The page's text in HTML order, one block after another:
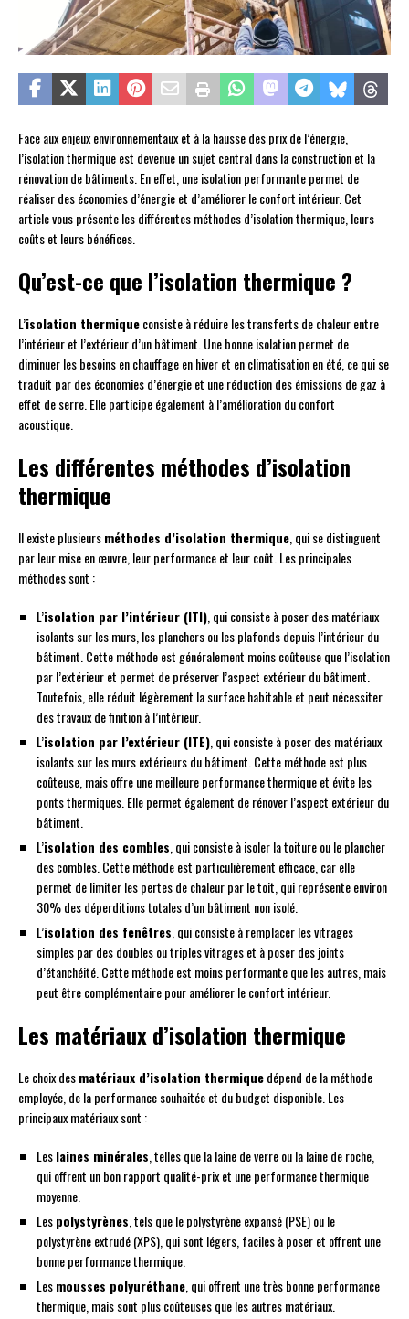
Face aux enjeux environnementaux et à la hausse des prix de l’énergie,
l’isolation thermique est devenue un sujet central dans la construction et la
rénovation de bâtiments. En effet, une isolation performante permet de
réaliser des économies d’énergie et d’améliorer le confort intérieur. Cet
article vous présente les différentes méthodes d’isolation thermique, leurs
coûts et leurs bénéfices.
Qu’est-ce que l’isolation thermique ?
L’isolation thermiqueconsiste à réduire les transferts de chaleur entre
l’intérieur et l’extérieur d’un bâtiment. Une bonne isolation permet de
diminuer les besoins en chauffage en hiver et en climatisation en été, ce qui se
traduit par des économies d’énergie et une réduction des émissions de gaz à
effet de serre. Elle participe également à l’amélioration du confort
acoustique.
Les différentes méthodes d’isolation
thermique
Il existe plusieursméthodes d’isolation thermique , qui se distinguent
par leur mise en œuvre, leur performance et leur coût. Les principales
méthodes sont :
L’isolation par l’intérieur (ITI) , qui consiste à poser des matériaux
isolants sur les murs, les planchers ou les plafonds depuis l’intérieur du
bâtiment. Cette méthode est généralement moins coûteuse que l’isolation
par l’extérieur et permet de préserver l’aspect extérieur du bâtiment.
Toutefois, elle réduit légèrement la surface habitable et peut nécessiter
des travaux de finition à l’intérieur.
L’isolation par l’extérieur (ITE) , qui consiste à poser des matériaux
isolants sur les murs extérieurs du bâtiment. Cette méthode est plus
coûteuse, mais offre une meilleure performance thermique et évite les
ponts thermiques. Elle permet également de rénover l’aspect extérieur du
bâtiment.
L’isolation des combles , qui consiste à isoler la toiture ou le plancher
des combles. Cette méthode est particulièrement efficace, car elle
permet de limiter les pertes de chaleur par le toit, qui représente environ
30% des déperditions totales d’un bâtiment non isolé.
L’isolation des fenêtres , qui consiste à remplacer les vitrages
simples par des doubles ou triples vitrages et à poser des joints
d’étanchéité. Cette méthode est moins performante que les autres, mais
peut être complémentaire pour améliorer le confort intérieur.
Les matériaux d’isolation thermique
Le choix desmatériaux d’isolation thermiquedépend de la méthode
employée, de la performance souhaitée et du budget disponible. Les
principaux matériaux sont :
Leslaines minérales , telles que la laine de verre ou la laine de roche,
qui offrent un bon rapport qualité-prix et une performance thermique
moyenne.
Lespolystyrènes , tels que le polystyrène expansé (PSE) ou le
polystyrène extrudé (XPS), qui sont légers, faciles à poser et offrent une
bonne performance thermique.
Lesmousses polyuréthane , qui offrent une très bonne performance
thermique, mais sont plus coûteuses que les autres matériaux.